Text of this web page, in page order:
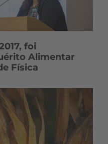
foi
Alimentar
Física